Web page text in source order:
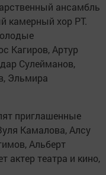
ансамбль
камерный хор РТ.
Кагиров, Артур
Сулейманов,
Эльмира
приглашенные
Камалова, Алсу
Альберт
актер театра и кино,